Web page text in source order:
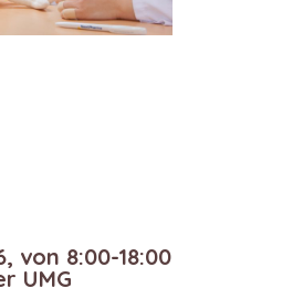
von 8:00-18:00
UMG